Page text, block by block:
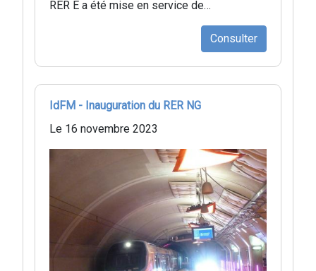
RER E a été mise en service de…
Consulter
IdFM - Inauguration du RER NG
Le 16 novembre 2023